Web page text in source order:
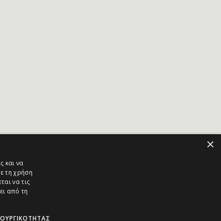
×
και να
τη χρήση
να τις
από τη